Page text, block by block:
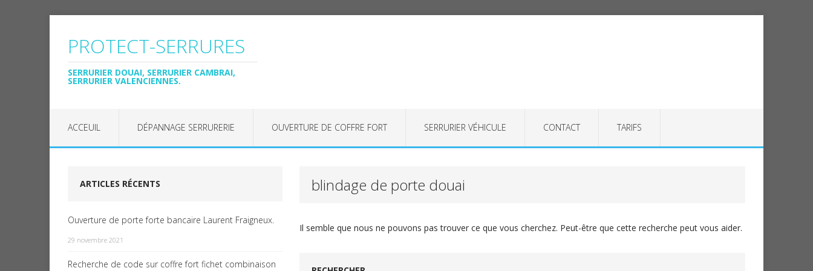
PROTECT-SERRURES
SERRURIER DOUAI, SERRURIER CAMBRAI,
SERRURIER VALENCIENNES.
ACCEUIL DÉPANNAGE SERRURERIE OUVERTURE DE COFFRE FORT SERRURIER VÉHICULE CONTACT TARIFS
blindage de porte douai
Il semble que nous ne pouvons pas trouver ce que vous cherchez. Peut-être que cette recherche peut vous aider.
ARTICLES RÉCENTS
Ouverture de porte forte bancaire Laurent Fraigneux.
29 novembre 2021
Recherche de code sur coffre fort fichet combinaison